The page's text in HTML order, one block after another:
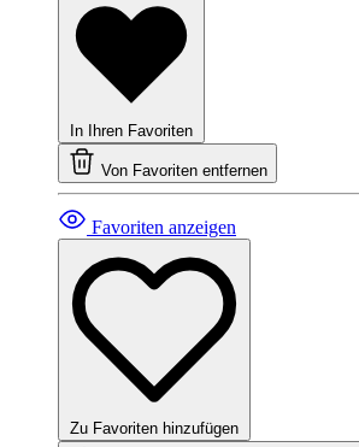
In Ihren Favoriten
Von Favoriten entfernen
Favoriten anzeigen
Zu Favoriten hinzufügen